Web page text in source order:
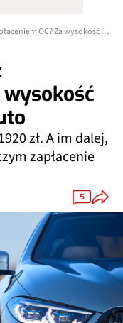
Spóźniłeś się dzień z zapłaceniem OC? Za wysokość kary można kupić auto
wysokość
zł. A im dalej,
zapłacenie
5